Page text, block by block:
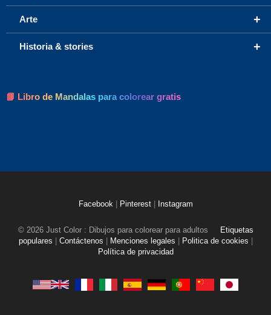
+
Arte
+
Historia & stories
📘 Libro de Mandalas para colorear gratis
Facebook Pinterest Instagram
© 2026 Just Color : Dibujos para colorear para adultos
Etiquetas
populares
Contáctenos Menciones legales Politica de cookies
Política de privacidad